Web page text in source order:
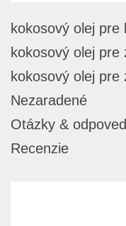
kokosový olej pre
kokosový olej pre
kokosový olej pre
Nezaradené
Otázky &
Recenzie